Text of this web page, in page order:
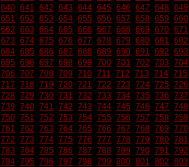
640 641 642 643 644 645 646 647 648 649
651 652 653 654 655 656 657 658 659 660
662 663 664 665 666 667 668 669 670 671
673 674 675 676 677 678 679 680 681 682
684 685 686 687 688 689 690 691 692 693
695 696 697 698 699 700 701 702 703 704
706 707 708 709 710 711 712 713 714 715
717 718 719 720 721 722 723 724 725 726
728 729 730 731 732 733 734 735 736 737
739 740 741 742 743 744 745 746 747 748
750 751 752 753 754 755 756 757 758 759
761 762 763 764 765 766 767 768 769 770
772 773 774 775 776 777 778 779 780 781
783 784 785 786 787 788 789 790 791 792
794 795 796 797 798 799 800 801 802 803